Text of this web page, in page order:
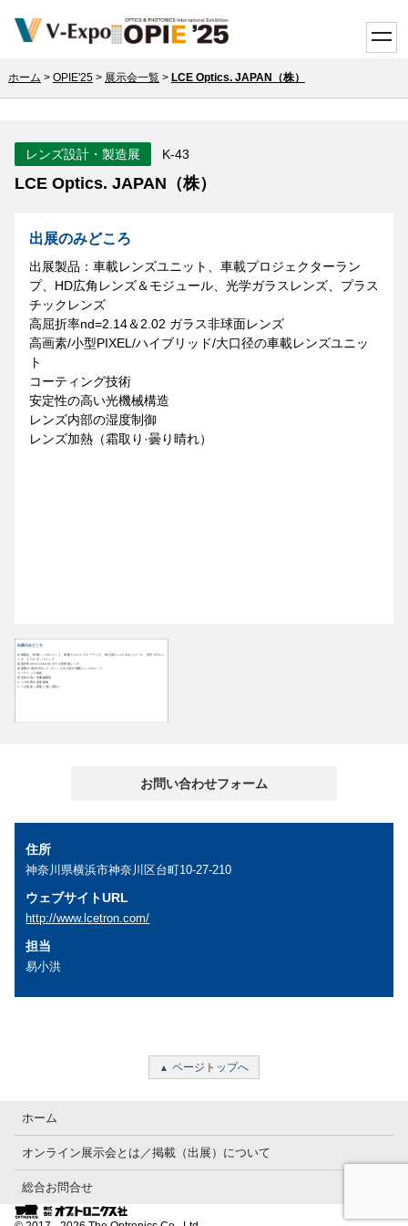
ホーム > OPIE'25> 展示会一覧> LCE Optics. JAPAN（株）
レンズ設計・製造展 K-43
LCE Optics. JAPAN（株）
出展のみどころ
出展製品：車載レンズユニット、車載プロジェクターラン
プ、HD広角レンズ＆モジュール、光学ガラスレンズ、プラス
チックレンズ
高屈折率nd=2.14＆2.02 ガラス非球面レンズ
高画素/小型PIXEL/ハイブリッド/大口径の車載レンズユニッ
ト
コーティング技術
安定性の高い光機械構造
レンズ内部の湿度制御
レンズ加熱（霜取り·曇り晴れ）
出展のみどころ
出展製品：車載レンズユニット、車載プロジェクターランプ、HD広角レンズ＆モジュール、光学ガラスレ
ンズ、プラスチックレンズ
高屈折率nd=2.14＆2.02 ガラス非球面レンズ
高画素/小型PIXEL/ハイブリッド/大口径の車載レンズユニット
コーティング技術
安定性の高い光機械構造
レンズ内部の湿度制御
レンズ加熱（霜取り·曇り晴れ）
お問い合わせフォーム
住所
神奈川県横浜市神奈川区台町10-27-210
ウェブサイトURL
http://www.lcetron.com/
担当
易小洪
ページトップへ
ホーム
オンライン展示会とは／掲載（出展）について
総合お問合せ